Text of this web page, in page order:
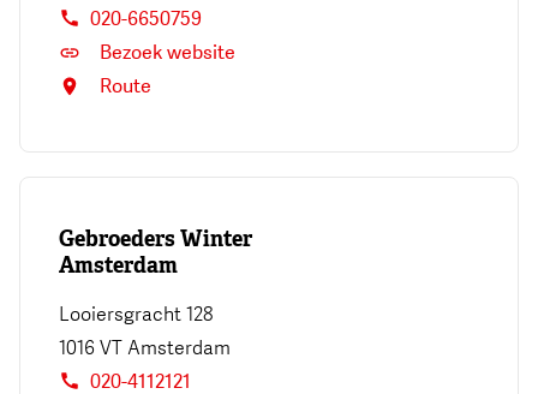
020-6650759
Bezoek website
Route
Gebroeders Winter
Amsterdam
Looiersgracht 128
1016 VTAmsterdam
020-4112121